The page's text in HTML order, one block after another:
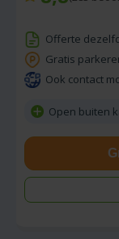
Offerte
Gratis
Ook contact
Open buiten